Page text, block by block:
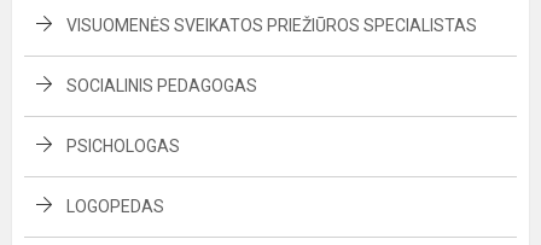
VISUOMENĖS SVEIKATOS PRIEŽIŪROS SPECIALISTAS
SOCIALINIS PEDAGOGAS
PSICHOLOGAS
LOGOPEDAS